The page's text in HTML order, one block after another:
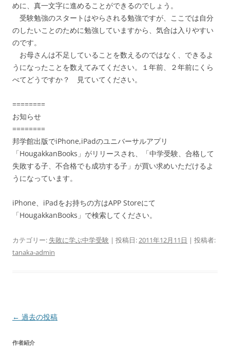
めに、真一文字に進めることができるのでしょう。
受験勉強のスタートはやらされる勉強ですが、ここでは自分
のしたいことのために勉強していますから、気合は入りやすい
のです。
お母さんは不足していることを数えるのではなく、できるよ
うになったことを数えてみてください。１年前、２年前にくら
べてどうですか？ 見ていてください。
========
お知らせ
========
邦学館出版でiPhone,iPadのユニバーサルアプリ
「HougakkanBooks」がリリースされ、「中学受験、合格して
失敗する子、不合格でも成功する子」が買い求めいただけるよ
うになっています。
iPhone、iPadをお持ちの方はAPP Storeにて
「HougakkanBooks」で検索してください。
カテゴリー: 失敗に学ぶ中学受験 | 投稿日:2011年12月11日 | 投稿者:
tanaka-admin
投
ナ
← 過去の投稿
作者紹介